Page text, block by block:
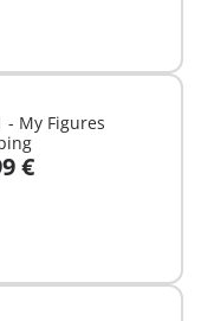
- My Figures
€Warenkorb